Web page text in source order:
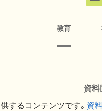
教育
資
するコンテンツです。 資